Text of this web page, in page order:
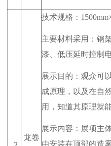
龙卷
技术规格： 1500mm
主要材料采用：钢
漆、低压延时控制
展示目的：观众可
成原理，以及在自
用，知道其原理就
展示内容：展项主
由安装在顶部的造